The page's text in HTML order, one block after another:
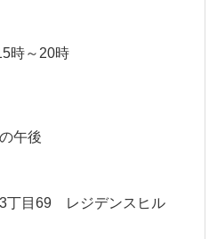
時～20時
午後
丁目69 レジデンスヒル